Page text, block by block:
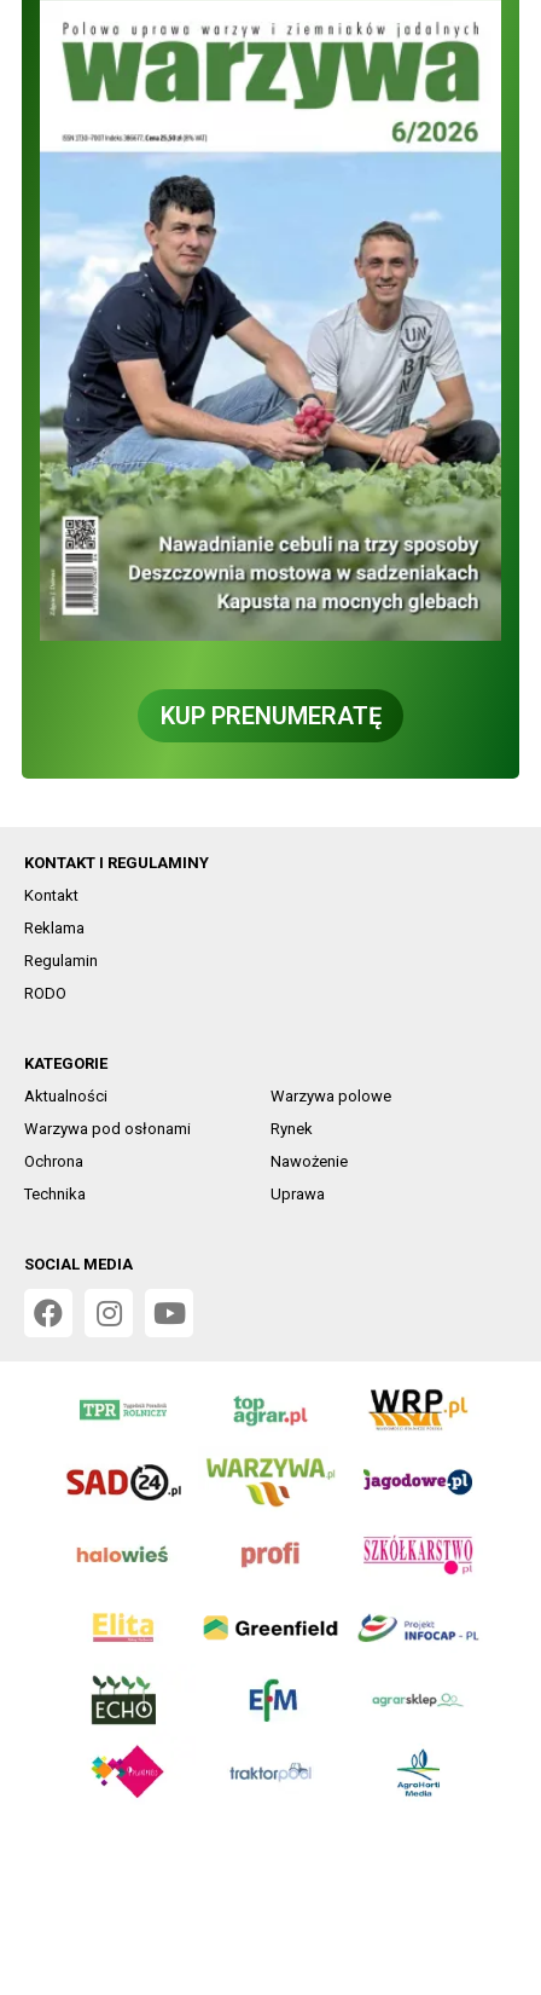
KUP PRENUMERATĘ
KONTAKT I REGULAMINY
Kontakt
Reklama
Regulamin
RODO
KATEGORIE
Aktualności
Warzywa polowe
Warzywa pod osłonami
Rynek
Ochrona
Nawożenie
Technika
Uprawa
SOCIAL MEDIA